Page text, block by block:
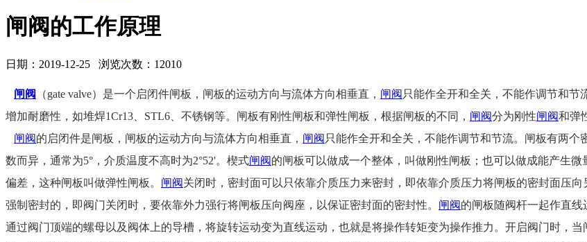
闸阀的工作原理
日期：2019-12-25 浏览次数：12010
闸阀 （gate valve）是一个启闭件闸板，闸板的运动方向与流体方向相垂直， 闸阀 只能作全开和全关，不能作调节和节
增加耐磨性，如堆焊1Cr13、STL6、不锈钢等。闸板有刚性闸板和弹性闸板，根据闸板的不同， 闸阀分为刚性闸阀和弹
闸阀的启闭件是闸板，闸板的运动方向与流体方向相垂直， 闸阀 只能作全开和全关，不能作调节和节流。闸板有两
数而异，通常为5°，介质温度不高时为2°52'。楔式闸阀的闸板可以做成一个整体，叫做刚性闸板；也可以做成能产生
偏差，这种闸板叫做弹性闸板。 闸阀关闭时，密封面可以只依靠介质压力来密封，即依靠介质压力将闸板的密封面压
强制密封的，即阀门关闭时，要依靠外力强行将闸板压向阀座，以保证密封面的密封性。 闸阀的闸板随阀杆一起作直
通过阀门顶端的螺母以及阀体上的导槽，将旋转运动变为直线运动，也就是将操作转矩变为操作推力。开启阀门时，